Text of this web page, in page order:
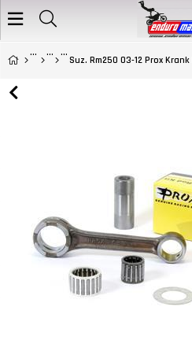
Suz. Rm250 03-12 Prox Krank